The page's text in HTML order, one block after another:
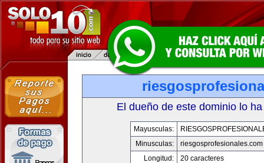
El dueño de este dominio lo
Mayusculas:
Minusculas:
riesgosprofesionales.com
Longitud:
20 caracteres